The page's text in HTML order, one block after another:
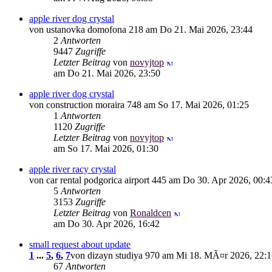
apple river dog crystal
von ustanovka domofona 218 am Do 21. Mai 2026, 23:44
2 Antworten
9447 Zugriffe
Letzter Beitrag von novyjtop
am Do 21. Mai 2026, 23:50
apple river dog crystal
von construction moraira 748 am So 17. Mai 2026, 01:25
1 Antworten
1120 Zugriffe
Letzter Beitrag von novyjtop
am So 17. Mai 2026, 01:30
apple river racy crystal
von car rental podgorica airport 445 am Do 30. Apr 2026,
5 Antworten
3153 Zugriffe
Letzter Beitrag von Ronaldcen
am Do 30. Apr 2026, 16:42
small request about update
1 ... 5, 6, 7von dizayn studiya 970 am Mi 18. MÃ¤r 2026,
67 Antworten